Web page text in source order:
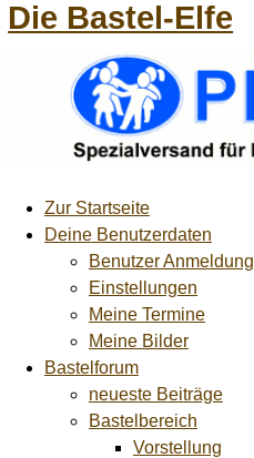
Die Bastel-Elfe
Zur Startseite
Deine Benutzerdaten
Benutzer Anmeldung
Einstellungen
Meine Termine
Meine Bilder
Bastelforum
neueste Beiträge
Bastelbereich
Vorstellung